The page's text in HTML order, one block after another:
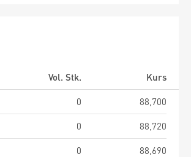
Vol. Stk.
Kurs
0
88,700
0
88,720
0
88,690